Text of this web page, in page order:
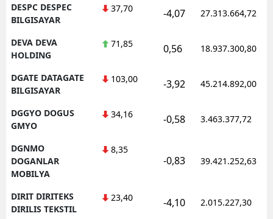
DESPC DESPEC
BILGISAYAR
37,70 -4,07 27.313.664,72
DEVA DEVA
HOLDING
71,85 0,56 18.937.300,80
DGATE DATAGATE
BILGISAYAR
103,00 -3,92 45.214.892,00
DGGYO DOGUS
GMYO
34,16 -0,58 3.463.377,72
DGNMO
DOGANLAR
MOBILYA
8,35
-0,83 39.421.252,63
DIRIT DIRITEKS
DIRILIS TEKSTIL
23,40 -4,10 2.015.227,30